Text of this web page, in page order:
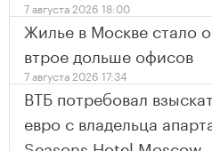
7 августа 2026 18:00
Жилье в Москве стало
втрое дольше офисов
7 августа 2026 17:34
ВТБ потребовал
евро с владельца